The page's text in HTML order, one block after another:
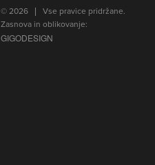
© 2026 | Vse pravice pridržane.
Zasnova in oblikovanje:
GIGODESIGN